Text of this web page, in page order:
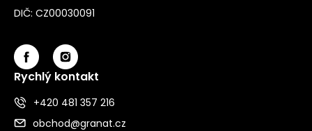
DIČ: CZ00030091
Rychlý kontakt
+420 481 357 216
obchod@granat.cz